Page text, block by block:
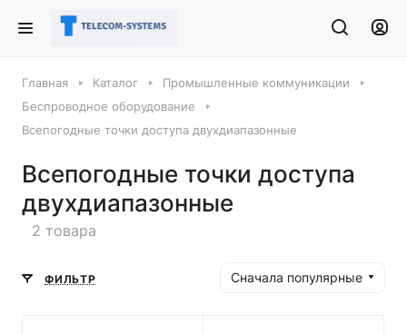
Главная Каталог
Промышленные коммуникации
Беспроводное оборудование
Всепогодные точки доступа двухдиапазонные
Всепогодные точки доступа
двухдиапазонные
2 товара
ФИЛЬТР Сначала популярные